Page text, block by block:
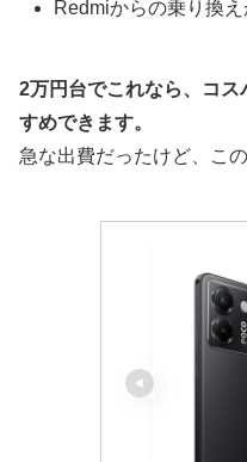
Redmiからの乗り換
2万円台でこれなら、コ
すめできます。
急な出費だったけど、こ